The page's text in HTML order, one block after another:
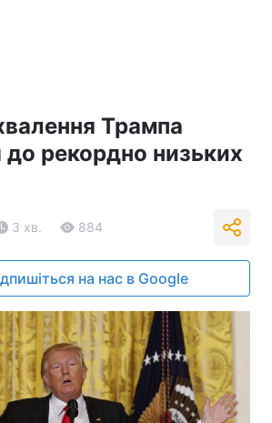
Трампа
до рекордно низьких
3 хв. 884
на нас в Google